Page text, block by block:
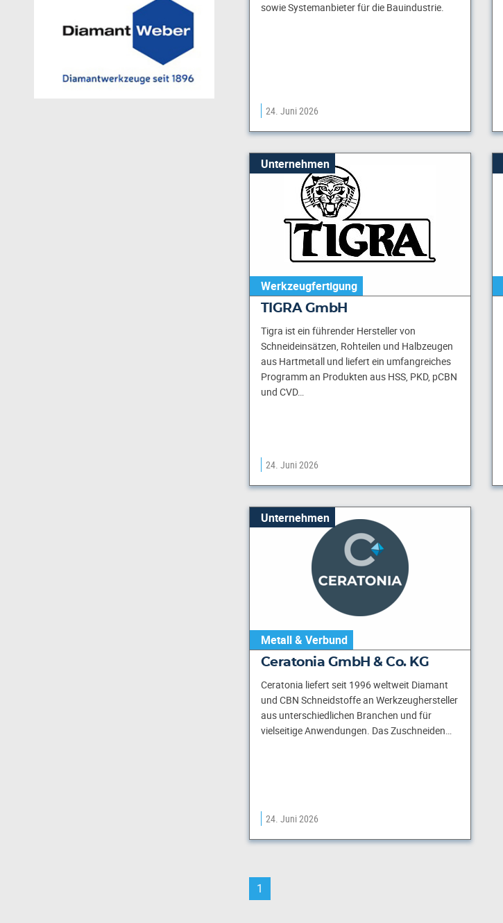
sowie Systemanbieter für die Bauindustrie.
24. Juni 2026
Unternehmen
Werkzeugfertigung
TIGRA GmbH
Tigra ist ein führender Hersteller von
Schneideinsätzen, Rohteilen und Halbzeugen
aus Hartmetall und liefert ein umfangreiches
Programm an Produkten aus HSS, PKD, pCBN
und CVD…
24. Juni 2026
Unternehmen
Metall & Verbund
Ceratonia GmbH & Co. KG
Ceratonia liefert seit 1996 weltweit Diamant
und CBN Schneidstoffe an Werkzeughersteller
aus unterschiedlichen Branchen und für
vielseitige Anwendungen. Das Zuschneiden…
24. Juni 2026
1